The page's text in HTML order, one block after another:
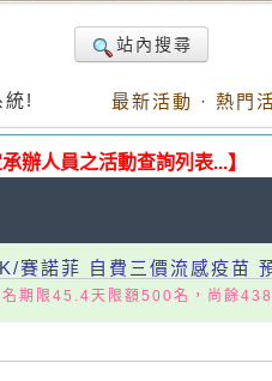
統!
站內搜尋
最新活動 · 熱門
承辦人員之活動查詢列表...】
賽諾菲 自費三價流感疫苗
期限45.4天限額500名，尚餘